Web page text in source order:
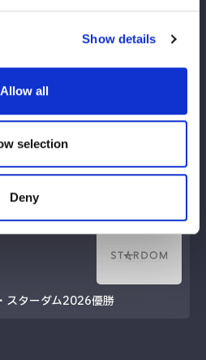
Show details
Allow all
selection
Deny
相手にデビューを果たす。26年
療のため欠場していたが、3月に復
果たした。6・6仙台大会でNEO
スターダム2026優勝